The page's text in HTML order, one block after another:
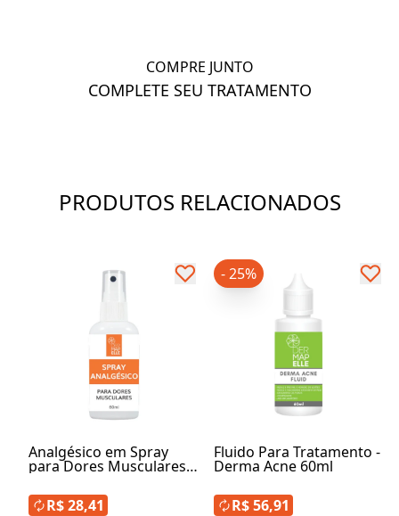
COMPRE JUNTO
COMPLETE SEU TRATAMENTO
PRODUTOS RELACIONADOS
Analgésico em Spray
para Dores Musculares
R$ 28,41
Fluido Para Tratamento -
Derma Acne 60ml
- 25%
R$ 56,91